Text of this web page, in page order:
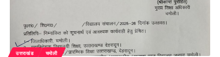
उत्तराखंड चमोली